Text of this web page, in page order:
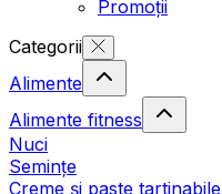
Promoții
Categorii
Alimente
Alimente fitness
Nuci
Semințe
Creme și paste tartinabile